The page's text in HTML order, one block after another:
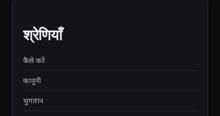
श्रेणियाँ
कैसे करें
कानूनी
भुगतान